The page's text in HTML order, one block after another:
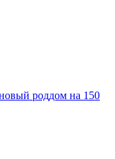
роддом на 150